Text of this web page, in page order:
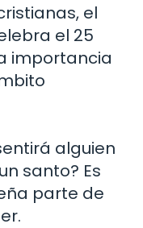
el
el 25
importancia
alguien
santo? Es
parte de